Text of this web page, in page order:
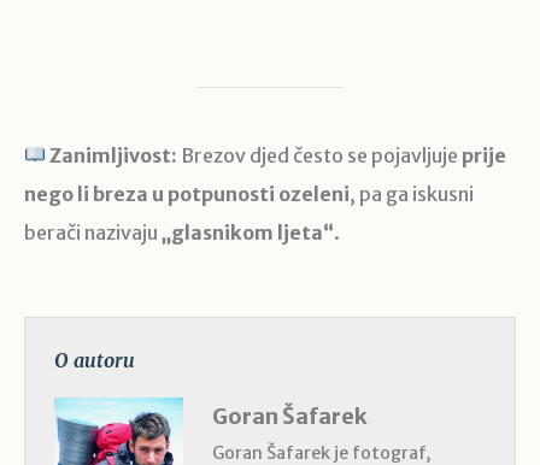
Zanimljivost: Brezov djed često se pojavljuje prije
nego li breza u potpunosti ozeleni, pa ga iskusni
berači nazivaju „glasnikom ljeta“.
O autoru
Goran Šafarek
Goran Šafarek je fotograf,